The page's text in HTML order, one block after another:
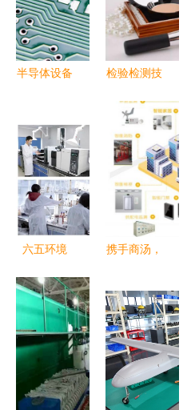
半导体设备
动产业未来
检验检测技
用与发展前
景—以食
药、化妆品
与环境领域
为视角
六五环境
实冲锋在前
技术开发
携手商汤，
光嘉宝数字
化智慧社区
升级的技术
开发路径